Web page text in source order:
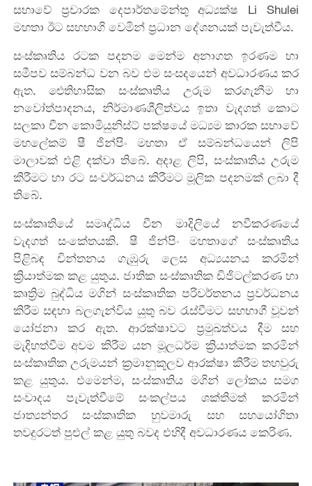
සභාවේ ප්‍රචාරක දෙපාර්තමේන්තු අධ්‍යක්ෂ Li Shulei
මහතා ඊට සහභාගි වෙමින් ප්‍රධාන දේශනයක් පැවැත්වීය.
සංස්කෘතිය රටක පදනම මෙන්ම අනාගත ඉරණම හා
සමීපව සම්බන්ධ වන බව එම සංසදයෙන් අවධාරණය කර
ඇත. ඓතිහාසික සංස්කෘතිය උරුම කරගැනීම හා
නවෝත්පාදනය, නිර්මාණශීලිත්වය ඉතා වැදගත් කොට
සලකා චීන කොමියුනිස්ට් පක්ෂයේ මධ්‍යම කාරක සභාවේ
මහලේකම් ෂී ජින්පිං මහතා ඒ සම්බන්ධයෙන් ලිපි
මාලාවක් එළි දක්වා තිබේ. අදාළ ලිපි, සංස්කෘතිය උරුම
කිරීමට හා රට සංවර්ධනය කිරීමට මූලික පදනමක් ලබා දී
තිබේ.
සංස්කෘතියේ සමෘද්ධිය චීන මාදිලියේ නවීකරණයේ
වැදගත් සංකේතයකි. ෂී ජින්පිං මහතාගේ සංස්කෘතිය
පිළිබඳ චින්තනය ගැඹුරු ලෙස අධ්‍යයනය කරමින්
ක්‍රියාත්මක කළ යුතුය. ජාතික සංස්කෘතික ඩිජිටල්කරණ හා
කෘත්‍රිම බුද්ධිය මගින් සංස්කෘතික පරිවර්තනය ප්‍රවර්ධනය
කිරීම සඳහා බලගැන්විය යුතු බව රැස්වීමට සහභාගී වූවන්
යෝජනා කර ඇත. ආරක්ෂාවට ප්‍රමුඛත්වය දීම සහ
මැදිහත්වීම අවම කිරීම යන මූලධර්ම ක්‍රියාත්මක කරමින්
සංස්කෘතික උරුමයන් ක්‍රමානුකූලව ආරක්ෂා කිරීම තහවුරු
කළ යුතුය. එමෙන්ම, සංස්කෘතිය මගින් ලෝකය සමග
සංවාදය පැවැත්වීමේ සංකල්පය ශක්තිමත් කරමින්
ජාත්‍යන්තර සංස්කෘතික හුවමාරු සහ සහයෝගිතා
තවදුරටත් පුළුල් කළ යුතු බවද එහිදී අවධාරණය කෙරිණ.